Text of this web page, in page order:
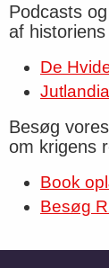
Podcasts
af
De
Jutlandia
Besøg
om krigens
Book
Besøg